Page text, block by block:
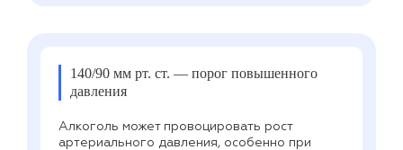
140/90 мм рт. ст. — порог повышенного
давления
Алкоголь может провоцировать рост
артериального давления, особенно при